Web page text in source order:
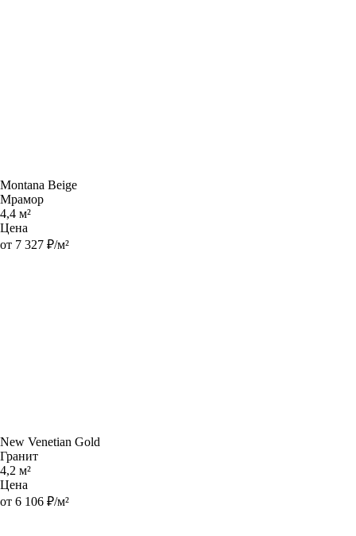
Montana Beige
Мрамор
4,4 м²
Цена
от 7 327 ₽/м²
New Venetian Gold
Гранит
4,2 м²
Цена
от 6 106 ₽/м²